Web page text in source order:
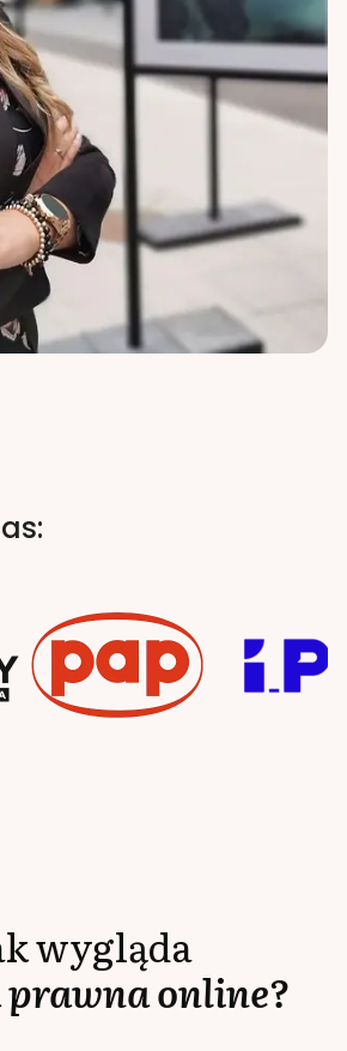
wygląda
online?